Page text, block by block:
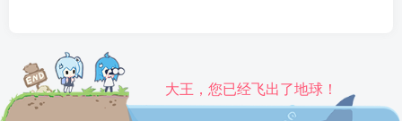
大王，您已经飞出了地球！